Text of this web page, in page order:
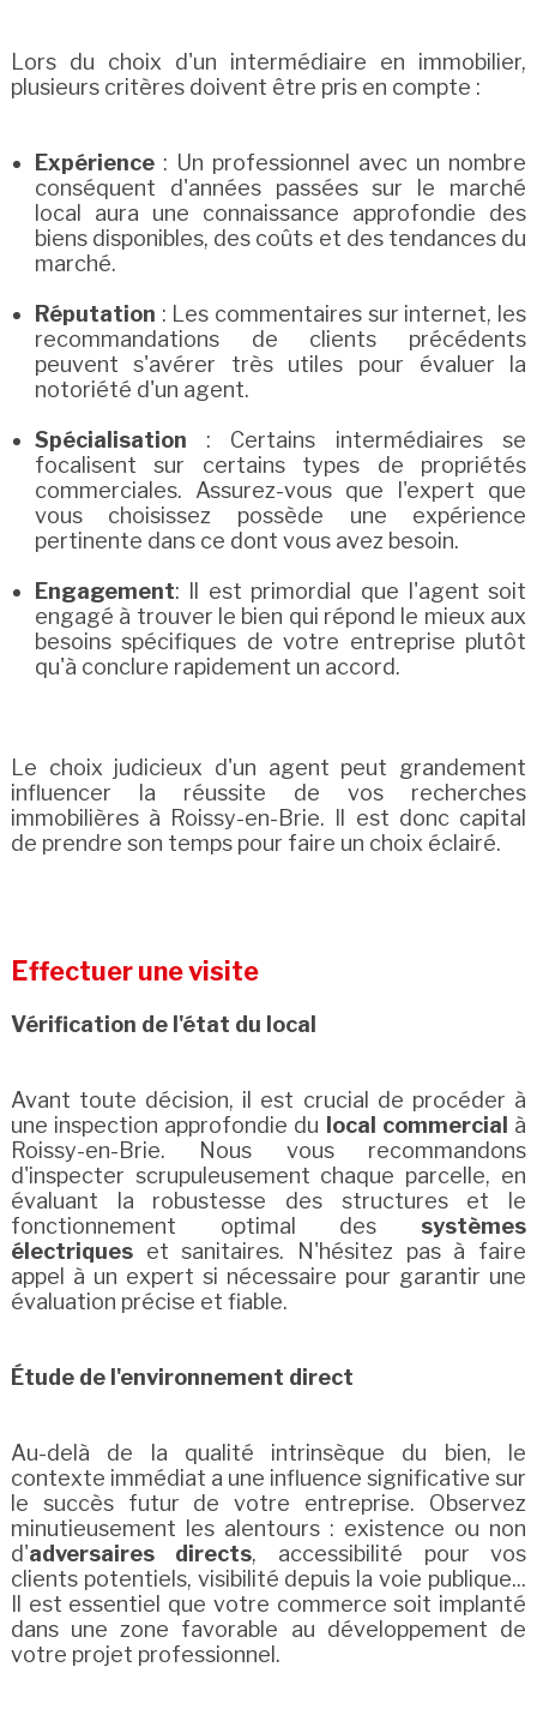
Lors du choix d'un intermédiaire en immobilier,
plusieurs critères doivent être pris en compte :
Expérience: Un professionnel avec un nombre
conséquent d'années passées sur le marché
local aura une connaissance approfondie des
biens disponibles, des coûts et des tendances du
marché.
Réputation : Les commentaires sur internet, les
recommandations de clients précédents
peuvent s'avérer très utiles pour évaluer la
notoriété d'un agent.
Spécialisation : Certains intermédiaires se
focalisent sur certains types de propriétés
commerciales. Assurez-vous que l'expert que
vous choisissez possède une expérience
pertinente dans ce dont vous avez besoin.
Engagement: Il est primordial que l'agent soit
engagé à trouver le bien qui répond le mieux aux
besoins spécifiques de votre entreprise plutôt
qu'à conclure rapidement un accord.
Le choix judicieux d'un agent peut grandement
influencer la réussite de vos recherches
immobilières à Roissy-en-Brie. Il est donc capital
de prendre son temps pour faire un choix éclairé.
Effectuer une visite
Vérification de l'état du local
Avant toute décision, il est crucial de procéder à
une inspection approfondie du
local commercial à
Roissy-en-Brie. Nous vous recommandons
d'inspecter scrupuleusement chaque parcelle, en
évaluant la robustesse des structures et le
fonctionnement optimal des systèmes
électriqueset sanitaires. N'hésitez pas à faire
appel à un expert si nécessaire pour garantir une
évaluation précise et fiable.
Étude de l'environnement direct
Au-delà de la qualité intrinsèque du bien, le
contexte immédiat a une influence significative sur
le succès futur de votre entreprise. Observez
minutieusement les alentours : existence ou non
d'adversaires directs, accessibilité pour vos
clients potentiels, visibilité depuis la voie publique...
Il est essentiel que votre commerce soit implanté
dans une zone favorable au développement de
votre projet professionnel.